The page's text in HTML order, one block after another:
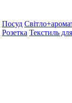
Посуд
Розетка Текстиль